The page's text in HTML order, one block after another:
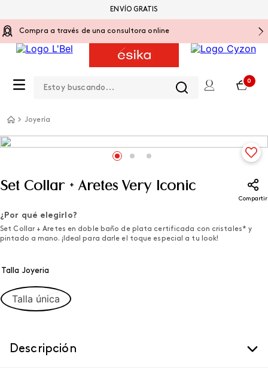
Compra a través de una consultora online
0
ENVÍO GRATIS
Joyería
Set Collar + Aretes Very Iconic
Compartir
¿Por qué elegirlo?
Set Collar + Aretes en doble baño de plata certificada con cristales* y
pintado a mano. ¡Ideal para darle el toque especial a tu look!
Talla Joyeria
Talla única
Descripción